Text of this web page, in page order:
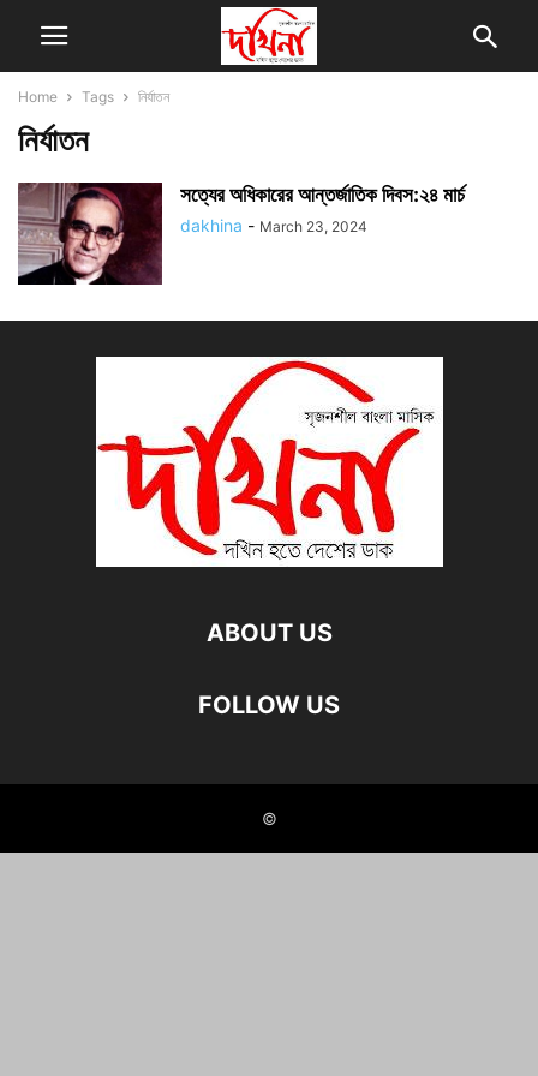
Home Tags নির্যাতন
নির্যাতন
সত্যের অধিকারের আন্তর্জাতিক দিবস:২৪ মার্চ
dakhina - March 23, 2024
ABOUT US
FOLLOW US
©